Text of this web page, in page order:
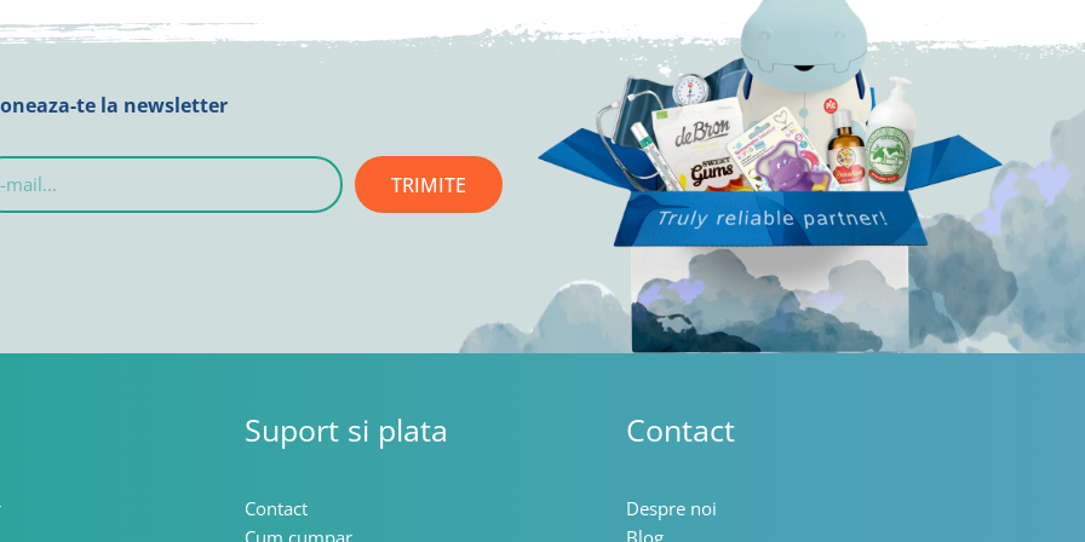
te la newsletter
TRIMITE
Suport si plata
Contact
Contact
Despre noi